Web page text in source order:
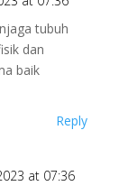
tubuh
dan
baik
Reply
at 07:36